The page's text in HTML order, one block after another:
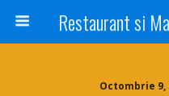
Octombrie 9,